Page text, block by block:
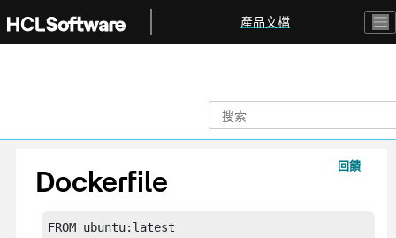
產品文檔
回饋
Dockerfile
FROM ubuntu:latest